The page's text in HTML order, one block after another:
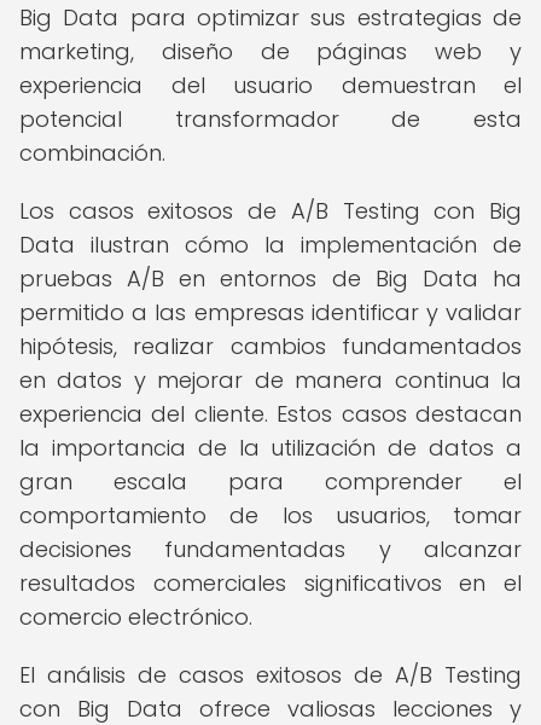
Big Data para optimizar sus estrategias de
marketing, diseño de páginas web y
experiencia del usuario demuestran el
potencial transformador de esta
combinación.
Los casos exitosos de A/B Testing con Big
Data ilustran cómo la implementación de
pruebas A/B en entornos de Big Data ha
permitido a las empresas identificar y validar
hipótesis, realizar cambios fundamentados
en datos y mejorar de manera continua la
experiencia del cliente. Estos casos destacan
la importancia de la utilización de datos a
gran escala para comprender el
comportamiento de los usuarios, tomar
decisiones fundamentadas y alcanzar
resultados comerciales significativos en el
comercio electrónico.
El análisis de casos exitosos de A/B Testing
con Big Data ofrece valiosas lecciones y